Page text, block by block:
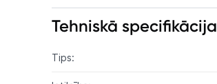
Tehniskā specifikācija
Tips: